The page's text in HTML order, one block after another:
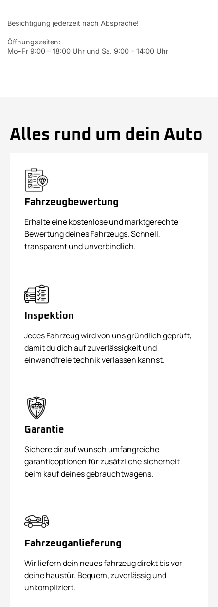
Besichtigung jederzeit nach Absprache!
Öffnungszeiten:
Mo-Fr 9:00 – 18:00 Uhr und Sa. 9:00 – 14:00 Uhr
Alles rund um dein Auto
Fahrzeugbewertung
Erhalte eine kostenlose und marktgerechte
Bewertung deines Fahrzeugs. Schnell,
transparent und unverbindlich.
Inspektion
Jedes Fahrzeug wird von uns gründlich geprüft,
damit du dich auf zuverlässigkeit und
einwandfreie technik verlassen kannst.
Garantie
Sichere dir auf wunsch umfangreiche
garantieoptionen für zusätzliche sicherheit
beim kauf deines gebrauchtwagens.
Fahrzeuganlieferung
Wir liefern dein neues fahrzeug direkt bis vor
deine haustür. Bequem, zuverlässig und
unkompliziert.